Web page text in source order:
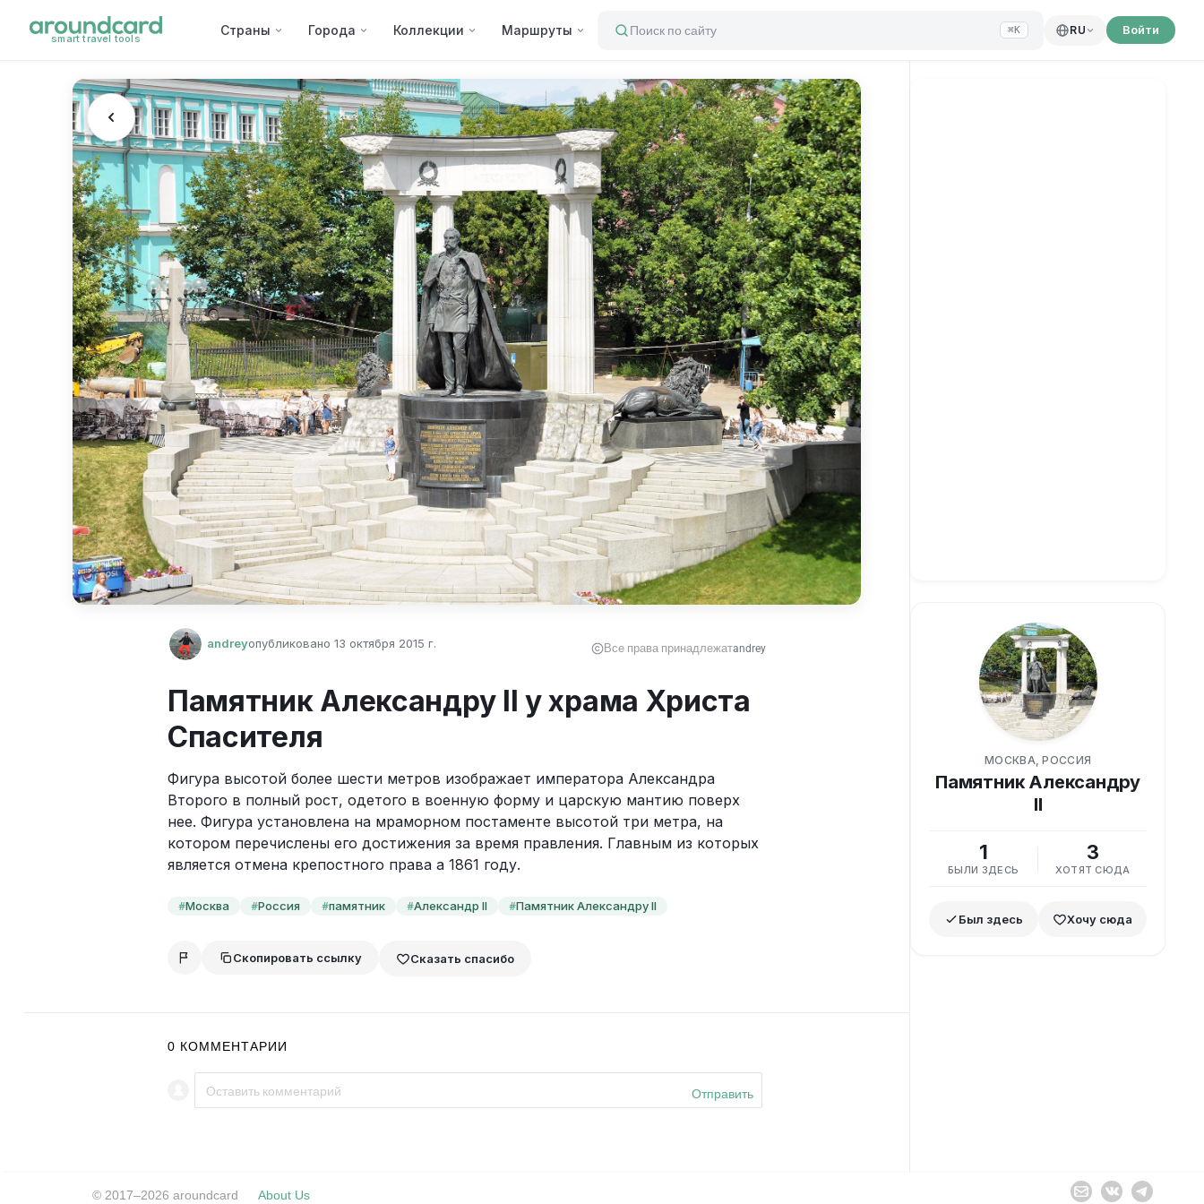
smart travel tools
Страны Города Коллекции Маршруты Поиск по сайту ⌘K RU Войти
andreyопубликовано 13 октября 2015 г. Все права принадлежатandrey
Памятник Александру II у храма Христа
Спасителя
Фигура высотой более шести метров изображает императора Александра
Второго в полный рост, одетого в военную форму и царскую мантию поверх
нее. Фигура установлена на мраморном постаменте высотой три метра, на
котором перечислены его достижения за время правления. Главным из которых
является отмена крепостного права а 1861 году.
#Москва #Россия #памятник #Александр II #Памятник Александру II
Скопировать ссылку Сказать спасибо
0 КОММЕНТАРИИ
Отправить
МОСКВА, РОССИЯ
Памятник Александру
II
1
БЫЛИ ЗДЕСЬ
3
ХОТЯТ СЮДА
Был здесь Хочу сюда
© 2017–2026 aroundcard About Us